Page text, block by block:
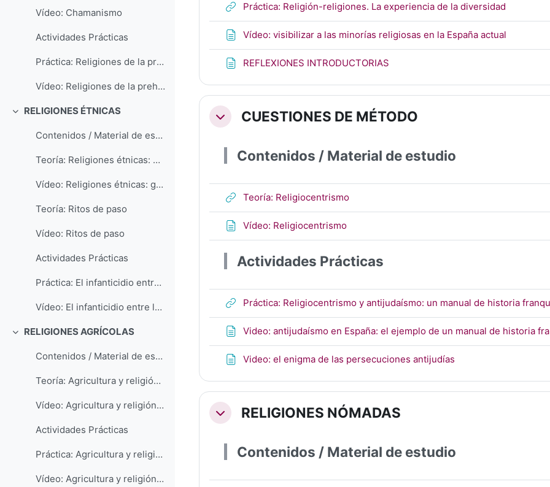
Vídeo: Chamanismo
Actividades Prácticas
Práctica: Religiones de la prehistoria. Orígenes de la religión
Vídeo: Religiones de la prehistoria. Orígenes de la religión
Colapsar
RELIGIONES ÉTNICAS
Contenidos / Material de estudio
Teoría: Religiones étnicas: generalidades
Vídeo: Religiones étnicas: generalidades
Teoría: Ritos de paso
Vídeo: Ritos de paso
Actividades Prácticas
Práctica: El infanticidio entre los guaranís y las misiones jesuitas del Paraguay
Vídeo: El infanticidio entre los guaranís y las misiones jesuitas del Paraguay
Colapsar
RELIGIONES AGRÍCOLAS
Contenidos / Material de estudio
Teoría: Agricultura y religión: generalidades
Vídeo: Agricultura y religión: generalidades
Actividades Prácticas
Práctica: Agricultura y religión. Los huicholes de Méjico (presentación documental)
Vídeo: Agricultura y religión. Los huicholes de Méjico
Práctica: Religión-religiones. La experiencia de la diversidad
Vídeo: visibilizar a las minorías religiosas en la España actual
REFLEXIONES INTRODUCTORIAS
ColapsarCUESTIONES DE MÉTODO
Contenidos / Material de estudio
Teoría: ReligiocentrismoURL
Vídeo: ReligiocentrismoPágina
Actividades Prácticas
Práctica: Religiocentrismo y antijudaísmo: un manual de historia
Video: antijudaísmo en España: el ejemplo de un manual de historia
Video: el enigma de las persecuciones antijudías
ColapsarRELIGIONES NÓMADAS
Contenidos / Material de estudio